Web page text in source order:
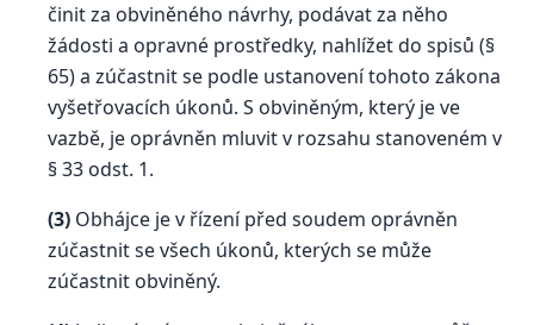
činit za obviněného návrhy, podávat za něho
žádosti a opravné prostředky, nahlížet do spisů (§
65) a zúčastnit se podle ustanovení tohoto zákona
vyšetřovacích úkonů. S obviněným, který je ve
vazbě, je oprávněn mluvit v rozsahu stanoveném v
§ 33 odst. 1.
(3) Obhájce je v řízení před soudem oprávněn
zúčastnit se všech úkonů, kterých se může
zúčastnit obviněný.